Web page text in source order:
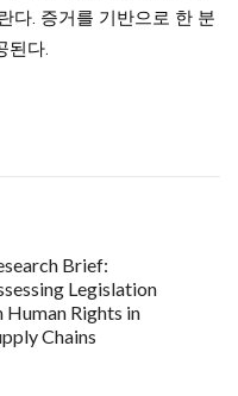
다. 증거를 기반으로 한 분
된다.
Brief:
Legislation
Human Rights in
Chains